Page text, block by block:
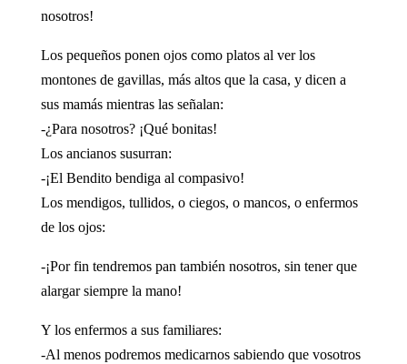
nosotros!
Los pequeños ponen ojos como platos al ver los
montones de gavillas, más altos que la casa, y dicen a
sus mamás mientras las señalan:
-¿Para nosotros? ¡Qué bonitas!
Los ancianos susurran:
-¡El Bendito bendiga al compasivo!
Los mendigos, tullidos, o ciegos, o mancos, o enfermos
de los ojos:
-¡Por fin tendremos pan también nosotros, sin tener que
alargar siempre la mano!
Y los enfermos a sus familiares:
-Al menos podremos medicarnos sabiendo que vosotros